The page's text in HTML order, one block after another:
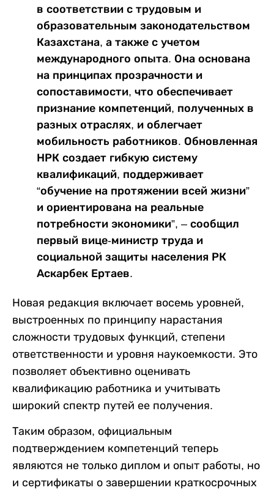
в соответствии с трудовым и
образовательным законодательством
Казахстана, а также с учетом
международного опыта. Она основана
на принципах прозрачности и
сопоставимости, что обеспечивает
признание компетенций, полученных в
разных отраслях, и облегчает
мобильность работников. Обновленная
НРК создает гибкую систему
квалификаций, поддерживает
“обучение на протяжении всей жизни”
и ориентирована на реальные
потребности экономики”, – сообщил
первый вице-министр труда и
социальной защиты населения РК
Аскарбек Ертаев.
Новая редакция включает восемь уровней,
выстроенных по принципу нарастания
сложности трудовых функций, степени
ответственности и уровня наукоемкости. Это
позволяет объективно оценивать
квалификацию работника и учитывать
широкий спектр путей ее получения.
Таким образом, официальным
подтверждением компетенций теперь
являются не только диплом и опыт работы, но
и сертификаты о завершении краткосрочных